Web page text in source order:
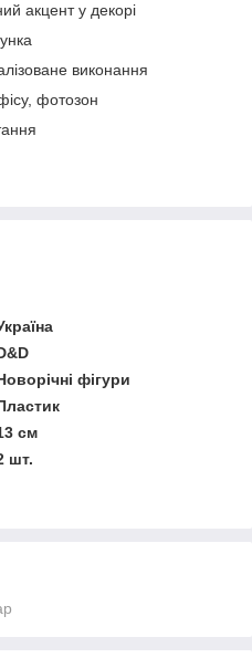
акцент у декорі
виконання
фотозон
фігури
см
шт.